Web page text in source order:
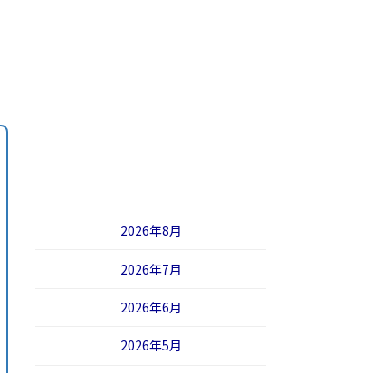
2026年8月
2026年7月
2026年6月
2026年5月